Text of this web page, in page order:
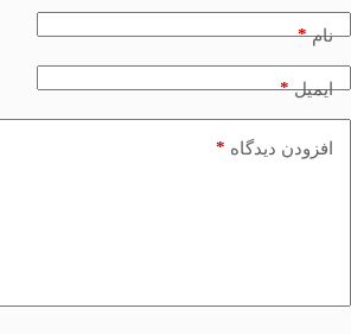
نام*
ایمیل*
افزودن دیدگاه *